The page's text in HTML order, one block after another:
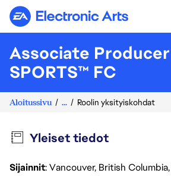
Electronic Arts
Associate
SPORTS™ FC
Aloitussivu ... Roolin yksityiskohdat
Yleiset tiedot
Sijainnit: Vancouver, British